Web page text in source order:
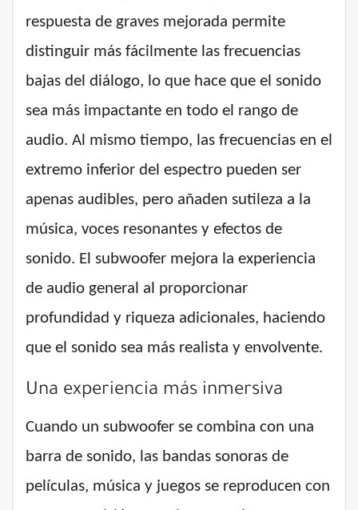
respuesta de graves mejorada permite
distinguir más fácilmente las frecuencias
bajas del diálogo, lo que hace que el sonido
sea más impactante en todo el rango de
audio. Al mismo tiempo, las frecuencias en el
extremo inferior del espectro pueden ser
apenas audibles, pero añaden sutileza a la
música, voces resonantes y efectos de
sonido. El subwoofer mejora la experiencia
de audio general al proporcionar
profundidad y riqueza adicionales, haciendo
que el sonido sea más realista y envolvente.
Una experiencia más inmersiva
Cuando un subwoofer se combina con una
barra de sonido, las bandas sonoras de
películas, música y juegos se reproducen con